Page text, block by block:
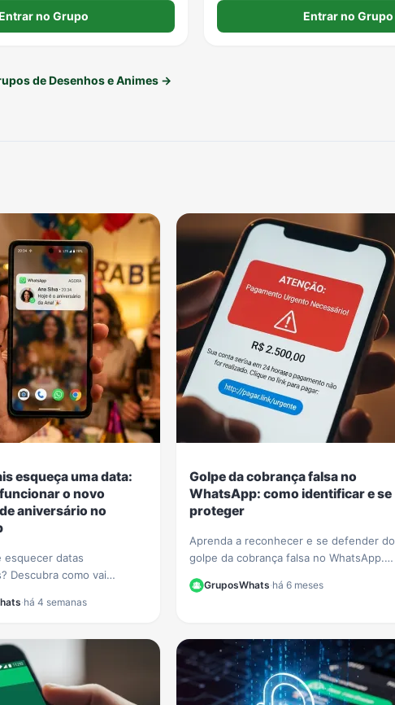
no Grupo Entrar no Grupo
de Desenhos e Animes →
esqueça uma data:
o novo
aniversário no
esquecer datas
Descubra como vai
WhatsApp e nunca mais
·há 4 semanas
Golpe da cobrança falsa no
WhatsApp: como identificar e se
proteger
Aprenda a reconhecer e se defender do
golpe da cobrança falsa no WhatsApp.
seus dados e evitar prejuízos
GruposWhats·há 6 meses